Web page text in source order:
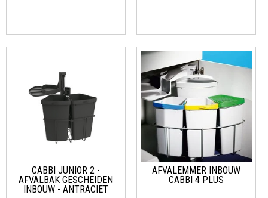
CABBI JUNIOR 2 -
AFVALBAK GESCHEIDEN
INBOUW - ANTRACIET
AFVALEMMER INBOUW
CABBI 4 PLUS